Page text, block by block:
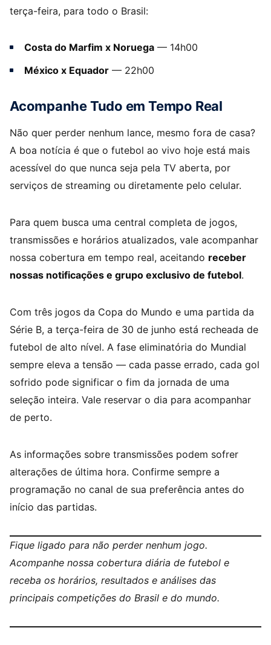
terça-feira, para todo o Brasil:
Costa do Marfim x Noruega — 14h00
México x Equador — 22h00
Acompanhe Tudo em Tempo Real
Não quer perder nenhum lance, mesmo fora de casa?
A boa notícia é que o futebol ao vivo hoje está mais
acessível do que nunca seja pela TV aberta, por
serviços de streaming ou diretamente pelo celular.
Para quem busca uma central completa de jogos,
transmissões e horários atualizados, vale acompanhar
nossa cobertura em tempo real, aceitando receber
nossas notificações e grupo exclusivo de futebol.
Com três jogos da Copa do Mundo e uma partida da
Série B, a terça-feira de 30 de junho está recheada de
futebol de alto nível. A fase eliminatória do Mundial
sempre eleva a tensão — cada passe errado, cada gol
sofrido pode significar o fim da jornada de uma
seleção inteira. Vale reservar o dia para acompanhar
de perto.
As informações sobre transmissões podem sofrer
alterações de última hora. Confirme sempre a
programação no canal de sua preferência antes do
início das partidas.
Fique ligado para não perder nenhum jogo.
Acompanhe nossa cobertura diária de futebol e
receba os horários, resultados e análises das
principais competições do Brasil e do mundo.